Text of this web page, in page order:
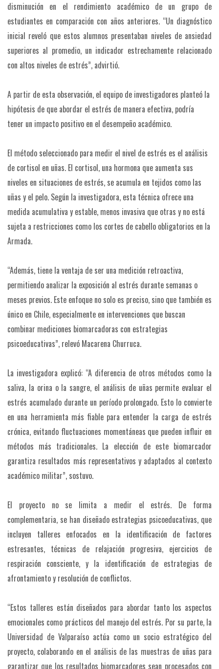
disminución en el rendimiento académico de un grupo de
estudiantes en comparación con años anteriores. “Un diagnóstico
inicial reveló que estos alumnos presentaban niveles de ansiedad
superiores al promedio, un indicador estrechamente relacionado
con altos niveles de estrés”, advirtió.
A partir de esta observación, el equipo de investigadores planteó la
hipótesis de que abordar el estrés de manera efectiva, podría
tener un impacto positivo en el desempeño académico.
El método seleccionado para medir el nivel de estrés es el análisis
de cortisol en uñas. El cortisol, una hormona que aumenta sus
niveles en situaciones de estrés, se acumula en tejidos como las
uñas y el pelo. Según la investigadora, esta técnica ofrece una
medida acumulativa y estable, menos invasiva que otras y no está
sujeta a restricciones como los cortes de cabello obligatorios en la
Armada.
“Además, tiene la ventaja de ser una medición retroactiva,
permitiendo analizar la exposición al estrés durante semanas o
meses previos. Este enfoque no solo es preciso, sino que también es
único en Chile, especialmente en intervenciones que buscan
combinar mediciones biomarcadoras con estrategias
psicoeducativas”, relevó Macarena Churruca.
La investigadora explicó: “A diferencia de otros métodos como la
saliva, la orina o la sangre, el análisis de uñas permite evaluar el
estrés acumulado durante un período prolongado. Esto lo convierte
en una herramienta más fiable para entender la carga de estrés
crónica, evitando fluctuaciones momentáneas que pueden influir en
métodos más tradicionales. La elección de este biomarcador
garantiza resultados más representativos y adaptados al contexto
académico militar”, sostuvo.
El proyecto no se limita a medir el estrés. De forma
complementaria, se han diseñado estrategias psicoeducativas, que
incluyen talleres enfocados en la identificación de factores
estresantes, técnicas de relajación progresiva, ejercicios de
respiración consciente, y la identificación de estrategias de
afrontamiento y resolución de conflictos.
“Estos talleres están diseñados para abordar tanto los aspectos
emocionales como prácticos del manejo del estrés. Por su parte, la
Universidad de Valparaíso actúa como un socio estratégico del
proyecto, colaborando en el análisis de las muestras de uñas para
garantizar que los resultados biomarcadores sean procesados con